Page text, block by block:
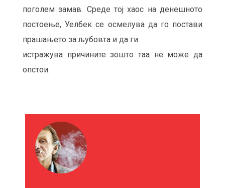
поголем замав. Среде тој хаос на денешното
постоење, Уелбек се осмелува да го постави
прашањето за љубовта и да ги
истражува причините зошто таа не може да
опстои.